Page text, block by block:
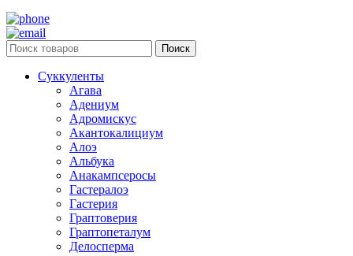
Поиск
Суккуленты
Агава
Адениум
Адромискус
Акантокалициум
Алоэ
Альбука
Анакампсеросы
Гастералоэ
Гастерия
Граптоверия
Граптопеталум
Делосперма